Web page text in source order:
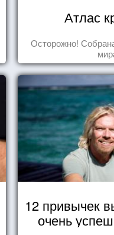
Атлас
Осторожно!
12 привычек
очень